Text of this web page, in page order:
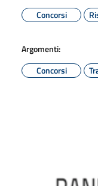
Concorsi
Argomenti:
Concorsi